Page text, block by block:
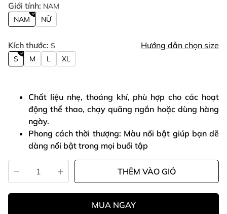
Giới tính: NAM
NAM
NỮ
Kích thước: S Hướng dẫn chọn size
S M L XL
Chất liệu nhẹ, thoáng khí, phù hợp cho các hoạt
động thể thao, chạy quãng ngắn hoặc dùng hàng
ngày.
Phong cách thời thượng: Màu nổi bật giúp bạn dễ
dàng nổi bật trong mọi buổi tập
THÊM VÀO GIỎ
MUA NGAY